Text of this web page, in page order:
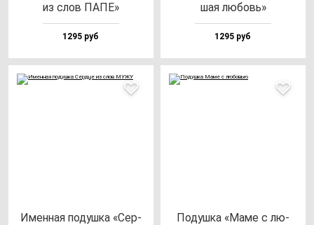
из слов ПАПЕ»
1295 руб
шая лю­бовь»
1295 руб
Имен­ная по­душ­ка «Сер­
Подуш­ка «Маме с лю­